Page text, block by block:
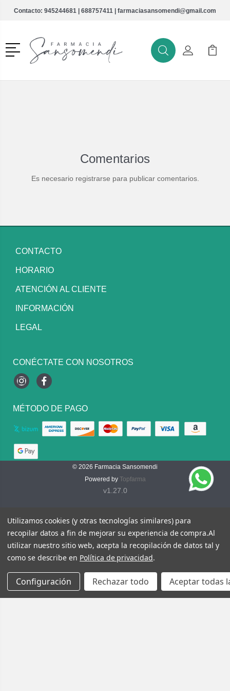
Contacto: 945244681 | 688757411 | farmaciasansomendi@gmail.com
Menú
BuscarMi Cuenta
Mi
Comentarios
Es necesario registrarse para publicar comentarios.
CONTACTO
HORARIO
ATENCIÓN AL CLIENTE
INFORMACIÓN
LEGAL
CONÉCTATE CON NOSOTROS
InstagramFacebook
MÉTODO DE PAGO
© 2026 Farmacia Sansomendi
Powered by Topfarma
v1.27.0
Utilizamos cookies (y otras tecnologías similares) para
recopilar datos a fin de mejorar su experiencia de compra.Al
utilizar nuestro sitio web, acepta la recopilación de datos tal y
como se describe en Política de privacidad.
Configuración Rechazar todo Aceptar todas